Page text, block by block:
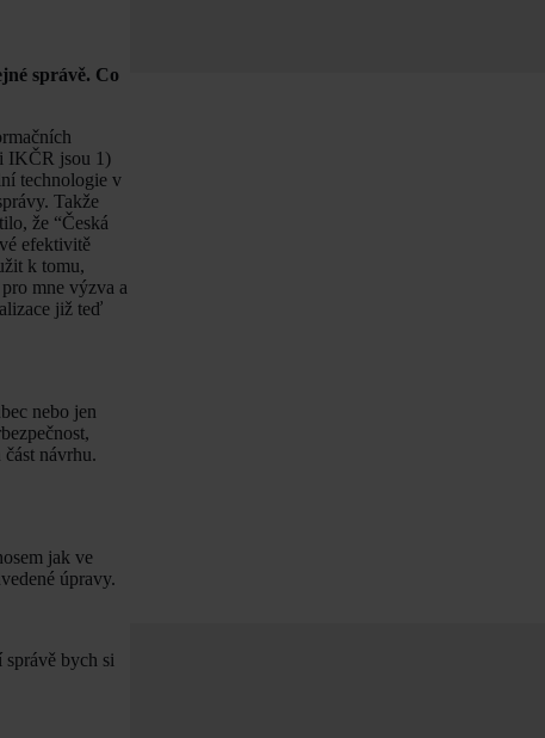
správě. Co
IKČR jsou 1)
technologie v
Takže
že “Česká
efektivitě
k tomu,
mne výzva a
již teď
nebo jen
návrhu.
jak ve
úpravy.
bych si